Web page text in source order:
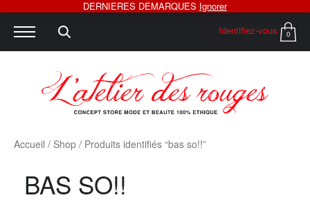
Identifiez-vous 0
Accueil / Shop / Produits identifiés “bas so!!”
BAS SO!!
DERNIERES DEMARQUES Ignorer